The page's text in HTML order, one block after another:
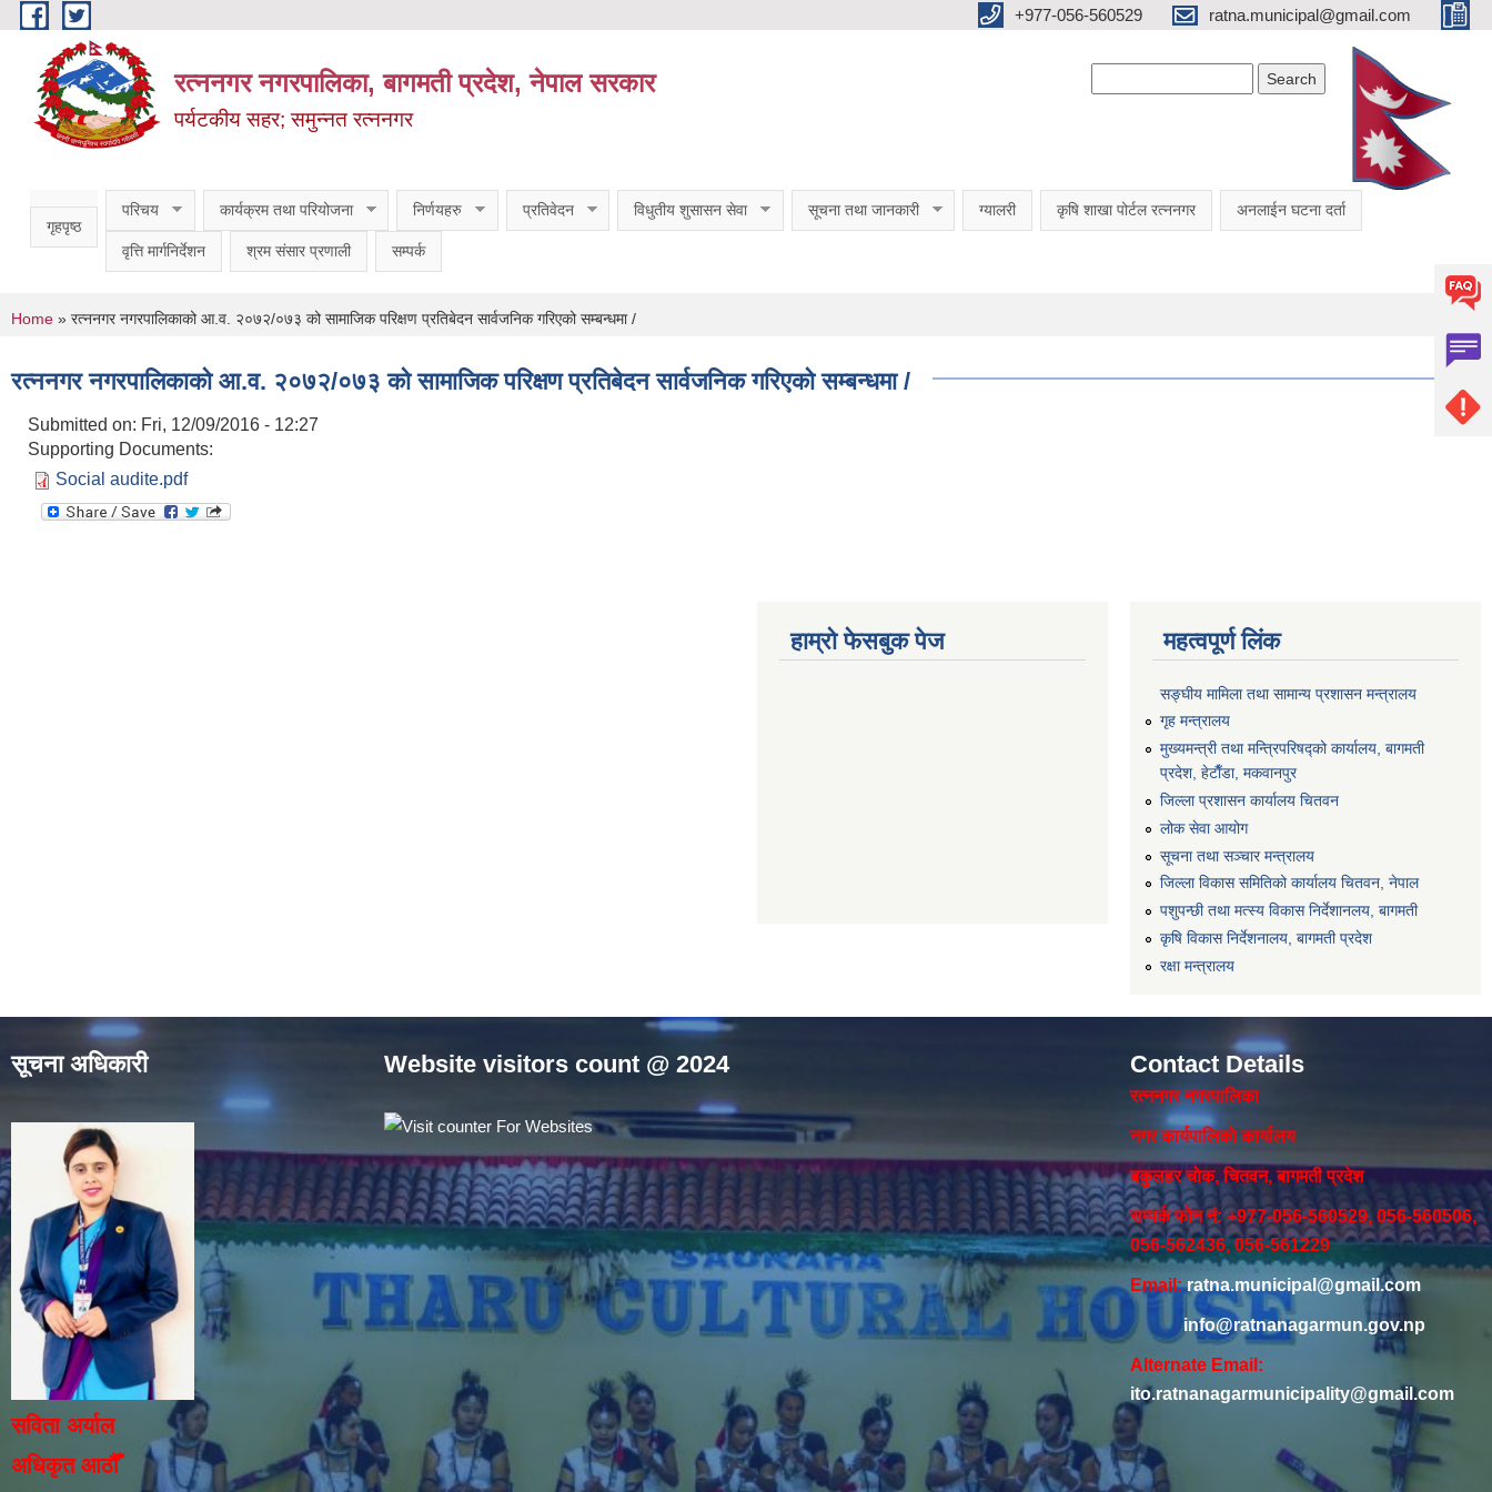
Skip to main content +977-056-560529 ratna.municipal@gmail.com
रत्ननगर नगरपालिका, बागमती प्रदेश, नेपाल सरकार
पर्यटकीय सहर; समुन्नत रत्ननगर
गृहपृष्ठ
परिचय कार्यक्रम तथा परियोजना निर्णयहरु प्रतिवेदन विधुतीय शुसासन सेवा सूचना तथा जानकारी ग्यालरी कृषि शाखा पोर्टल रत्ननगर अनलाईन घटना दर्ता
वृत्ति मार्गनिर्देशन श्रम संसार प्रणाली सम्पर्क
You are here
Home » रत्ननगर नगरपालिकाको आ.व. २०७२/०७३ को सामाजिक परिक्षण प्रतिबेदन सार्वजनिक गरिएको सम्बन्धमा /
रत्ननगर नगरपालिकाको आ.व. २०७२/०७३ को सामाजिक परिक्षण प्रतिबेदन सार्वजनिक गरिएको सम्बन्धमा /
Submitted on: Fri, 12/09/2016 - 12:27
Supporting Documents:
Social audite.pdf
हाम्रो फेसबुक पेज महत्वपूर्ण लिंक
सङ्‍घीय मामिला तथा सामान्य प्रशासन मन्त्रालय
गृह मन्त्रालय
मुख्यमन्त्री तथा मन्त्रिपरिषद्को कार्यालय, बागमती
प्रदेश, हेटाैँडा, मकवानपुर
जिल्ला प्रशासन कार्यालय चितवन
लोक सेवा आयोग
सूचना तथा सञ्चार मन्त्रालय
जिल्ला विकास समितिको कार्यालय चितवन, नेपाल
पशुपन्छी तथा मत्स्य विकास निर्देशानलय, बागमती
कृषि विकास निर्देशनालय, बागमती प्रदेश
रक्षा मन्त्रालय
सूचना अधिकारी
सविता अर्याल
अधिकृत आठौँ
Website visitors count @ 2024 Contact Details
रत्ननगर नगरपालिका
नगर कार्यपालिकाे कार्यालय‍
बकुलहर चोक, चितवन, बागमती प्रदेश
सम्पर्क फोन नं: +977-056-560529, 056-560506,
056-562436, 056-561229
Email:ratna.municipal@gmail.com
info@ratnanagarmun.gov.np
Alternate Email:
ito.ratnanagarmunicipality@gmail.com